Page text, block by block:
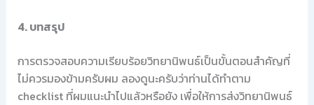
4. บทสรุป
การตรวจสอบความเรียบร้อยวิทยานิพนธ์เป็นขั้นตอนสำคัญที่
ไม่ควรมองข้ามครับผม ลองดูนะครับว่าท่านได้ทำตาม
checklist ที่ผมแนะนำไปแล้วหรือยัง เพื่อให้การส่งวิทยานิพนธ์